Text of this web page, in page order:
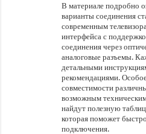
В материале подробно
варианты соединения
современным
интерфейса с
соединения через
аналоговые разъемы.
детальными
рекомендациями.
совместимости
возможным
найдут полезную
которая поможет
подключения.